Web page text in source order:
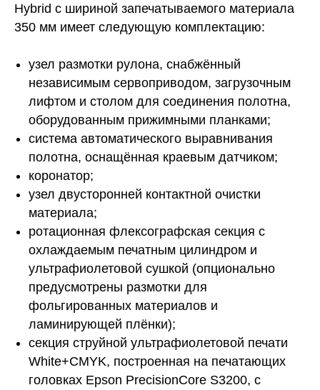
Hybrid с шириной запечатываемого материала
350 мм имеет следующую комплектацию:
узел размотки рулона, снабжённый
независимым сервоприводом, загрузочным
лифтом и столом для соединения полотна,
оборудованным прижимными планками;
система автоматического выравнивания
полотна, оснащённая краевым датчиком;
коронатор;
узел двусторонней контактной очистки
материала;
ротационная флексографская секция с
охлаждаемым печатным цилиндром и
ультрафиолетовой сушкой (опционально
предусмотрены размотки для
фольгированных материалов и
ламинирующей плёнки);
секция струйной ультрафиолетовой печати
White+CMYK, построенная на печатающих
головках Epson PrecisionCore S3200, с